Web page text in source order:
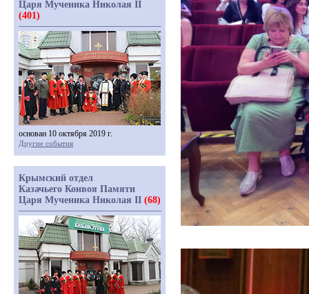
Царя Мученика Николая II
(401)
основан 10 октября 2019 г.
Другие события
Крымский отдел
Казачьего Конвоя Памяти
Царя Мученика Николая II (68)